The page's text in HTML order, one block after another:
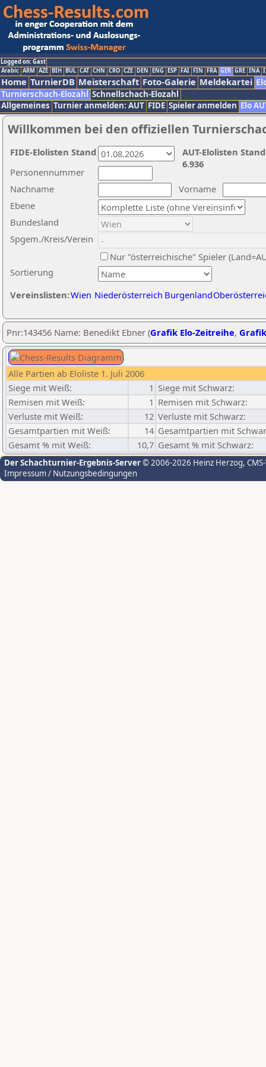
Logged on: Gast
Arabic ARM AZE BIH BUL CAT CHN CRO CZE DEN ENG ESP FAI FIN FRA GER GRE INA
Home TurnierDB Meisterschaft Foto-Galerie Meldekartei
Turnierschach-Elozahl Schnellschach-Elozahl
Allgemeines Turnier anmelden: AUT FIDE Spieler anmelden Elo
Willkommen bei den offiziellen
Nachname
Vorname
Ebene
Sortierung
Personennummer
Bundesland
Spgem./Kreis/Verein
Nur "österreichische" Spieler
Vereinslisten:Wien Niederösterreich Burgenland
AUT-Elolisten
6.936
FIDE-Elolisten Stand
Pnr:143456 Name: Benedikt Ebner (Grafik Elo-Zeitreihe,
Alle Partien ab Eloliste 1. Juli 2006
Siege mit Weiß:
1 Siege mit Schwarz:
Remisen mit Weiß:
1 Remisen mit Schwarz:
Verluste mit Weiß:
12 Verluste mit Schwarz:
Gesamtpartien mit Weiß:
14 Gesamtpartien mit
Gesamt % mit Weiß:
10,7 Gesamt % mit Schwarz:
Der Schachturnier-Ergebnis-Server© 2006-2026 Heinz Herzog,
Impressum / Nutzungsbedingungen